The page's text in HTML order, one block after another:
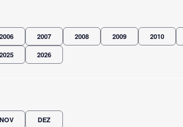
2006 2007 2008 2009 2010
2025 2026
NOV DEZ